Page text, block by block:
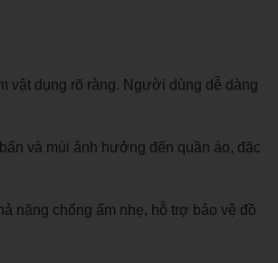
vật dụng rõ ràng. Người dùng dễ dàng
và mùi ảnh hưởng đến quần áo, đặc
năng chống ẩm nhẹ, hỗ trợ bảo vệ đồ